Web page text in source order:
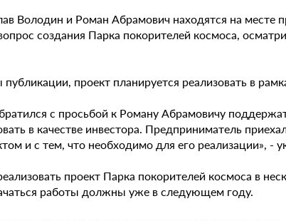
Володин и Роман Абрамович находятся на месте
создания Парка покорителей космоса,
проект планируется реализовать в
с просьбой к Роману Абрамовичу
в качестве инвестора. Предприниматель
и с тем, что необходимо для его реализации», -
проект Парка покорителей космоса в
работы должны уже в следующем году.